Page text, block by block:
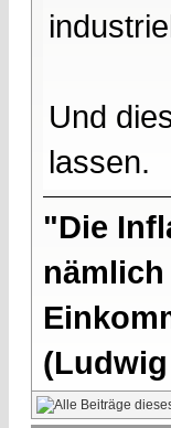
Und
lassen.
"Die